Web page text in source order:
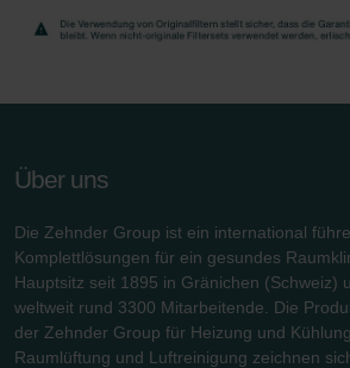
Zehnder Group België nv/sa:
Zehnder Group Italia S.r.l.: Privacy
Limitet Şirketi: Web Sitesi Çerezleri
Zehnder Group Nederland bv:
Zehnder Group Sales International:
Zehnder Polska Sp. z o.o.:
Über uns
Die Zehnder Group ist ein international
Komplettlösungen für ein gesundes
Hauptsitz seit 1895 in Gränichen (Schweiz)
weltweit rund 3300 Mitarbeitende. Die
der Zehnder Group für Heizung und
Raumlüftung und Luftreinigung zeichnen